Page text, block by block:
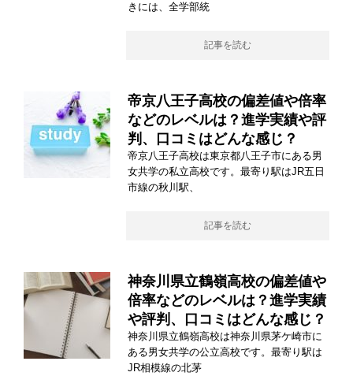
きには、全学部統
記事を読む
帝京八王子高校の偏差値や倍率
などのレベルは？進学実績や評
判、口コミはどんな感じ？
帝京八王子高校は東京都八王子市にある男
女共学の私立高校です。最寄り駅はJR五日
市線の秋川駅、
記事を読む
神奈川県立鶴嶺高校の偏差値や
倍率などのレベルは？進学実績
や評判、口コミはどんな感じ？
神奈川県立鶴嶺高校は神奈川県茅ケ崎市に
ある男女共学の公立高校です。最寄り駅は
JR相模線の北茅